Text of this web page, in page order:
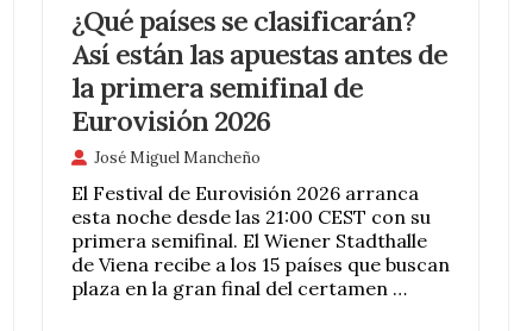
¿Qué países se clasificarán?
Así están las apuestas antes de
la primera semifinal de
Eurovisión 2026
José Miguel Mancheño
El Festival de Eurovisión 2026 arranca
esta noche desde las 21:00 CEST con su
primera semifinal. El Wiener Stadthalle
de Viena recibe a los 15 países que buscan
plaza en la gran final del certamen …